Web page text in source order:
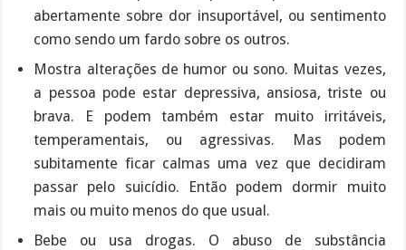
abertamente sobre dor insuportável, ou sentimento
como sendo um fardo sobre os outros.
Mostra alterações de humor ou sono. Muitas vezes,
a pessoa pode estar depressiva, ansiosa, triste ou
brava. E podem também estar muito irritáveis,
temperamentais, ou agressivas. Mas podem
subitamente ficar calmas uma vez que decidiram
passar pelo suicídio. Então podem dormir muito
mais ou muito menos do que usual.
Bebe ou usa drogas. O abuso de substância